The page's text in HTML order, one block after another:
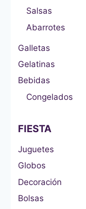
Salsas
Abarrotes
Galletas
Gelatinas
Bebidas
Congelados
FIESTA
Juguetes
Globos
Decoración
Bolsas